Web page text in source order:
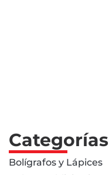
Categorías
Bolígrafos y Lápices